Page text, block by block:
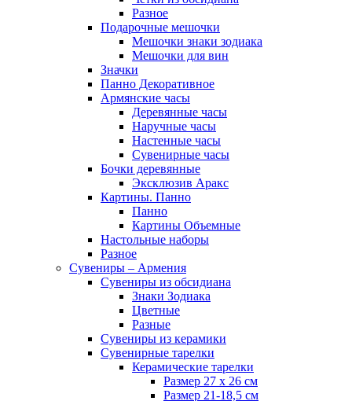
Разное
Подарочные мешочки
Мешочки знаки зодиака
Мешочки для вин
Значки
Панно Декоративное
Армянские часы
Деревянные часы
Наручные часы
Настенные часы
Сувенирные часы
Бочки деревянные
Эксклюзив Аракс
Картины. Панно
Панно
Картины Объемные
Настольные наборы
Разное
Сувениры – Армения
Сувениры из обсидиана
Знаки Зодиака
Цветные
Разные
Сувениры из керамики
Сувенирные тарелки
Керамические тарелки
Размер 27 х 26 см
Размер 21-18,5 см